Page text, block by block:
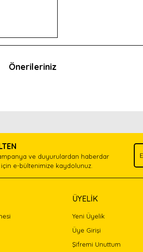
Önerileriniz
ve duyurulardan haberdar
e-bültenimize kaydolunuz.
ÜYELİK
Yeni Üyelik
Üye Girişi
Şifremi Unuttum